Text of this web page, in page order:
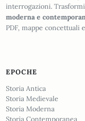
interrogazioni.
moderna e
PDF, mappe concettuali
EPOCHE
Storia Antica
Storia Medievale
Storia Moderna
Storia Contemporanea